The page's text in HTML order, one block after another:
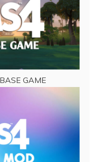
GAME